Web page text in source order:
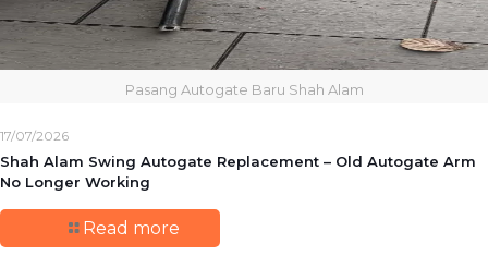
Pasang Autogate Baru Shah Alam
17/07/2026
Shah Alam Swing Autogate Replacement – Old Autogate Arm
No Longer Working
Read more